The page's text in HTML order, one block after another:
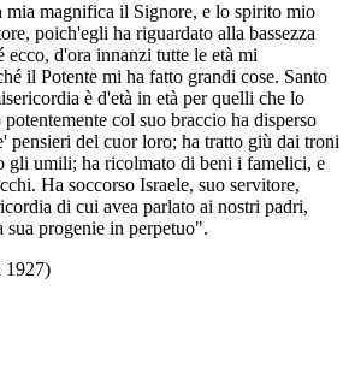
magnifica il Signore, e lo spirito mio
poich'egli ha riguardato alla bassezza
ecco, d'ora innanzi tutte le età mi
il Potente mi ha fatto grandi cose. Santo
è d'età in età per quelli che lo
col suo braccio ha disperso
pensieri del cuor loro; ha tratto giù dai troni
gli umili; ha ricolmato di beni i famelici, e
Ha soccorso Israele, suo servitore,
di cui avea parlato ai nostri padri,
sua progenie in perpetuo".
1927)